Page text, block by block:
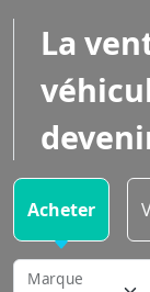
La
Acheter
Marque